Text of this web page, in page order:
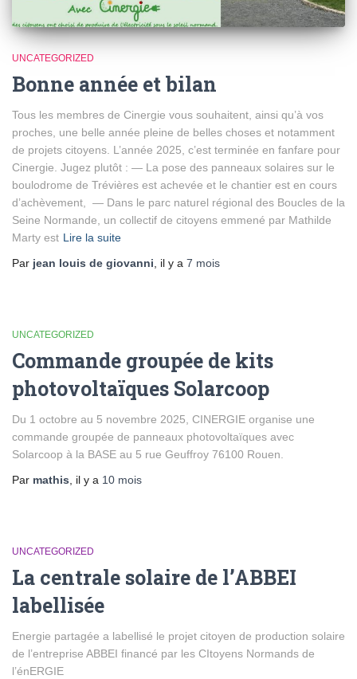
UNCATEGORIZED
Bonne année et bilan
Tous les membres de Cinergie vous souhaitent, ainsi qu’à vos
proches, une belle année pleine de belles choses et notamment
de projets citoyens. L’année 2025, c’est terminée en fanfare pour
Cinergie. Jugez plutôt : — La pose des panneaux solaires sur le
boulodrome de Trévières est achevée et le chantier est en cours
d’achèvement, — Dans le parc naturel régional des Boucles de la
Seine Normande, un collectif de citoyens emmené par Mathilde
Marty est Lire la suite
Par jean louis de giovanni, il y a 7 mois
UNCATEGORIZED
Commande groupée de kits
photovoltaïques Solarcoop
Du 1 octobre au 5 novembre 2025, CINERGIE organise une
commande groupée de panneaux photovoltaïques avec
Solarcoop à la BASE au 5 rue Geuffroy 76100 Rouen.
Par mathis, il y a 10 mois
UNCATEGORIZED
La centrale solaire de l’ABBEI
labellisée
Energie partagée a labellisé le projet citoyen de production solaire
de l’entreprise ABBEI financé par les CItoyens Normands de
l’énERGIE